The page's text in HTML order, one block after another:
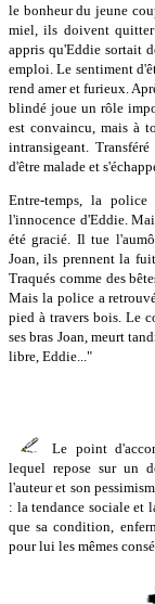
le bonheur du jeune
miel, ils doivent
appris qu'Eddie sortait
emploi. Le sentiment
rend amer et furieux.
blindé joue un rôle
est convaincu, mais à
intransigeant.
d'être malade et
Entre-temps, la
l'innocence d'Eddie.
été gracié. Il tue
Joan, ils prennent la
Traqués comme des
Mais la police a
pied à travers bois. Le
ses bras Joan, meurt
libre, Eddie..."
Le point
lequel repose sur un
l'auteur et son
: la tendance sociale et
que sa condition,
pour lui les mêmes